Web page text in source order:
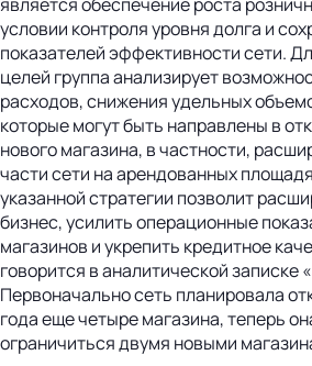
условии контроля уровня долга и
показателей эффективности сети.
целей группа анализирует
расходов, снижения удельных
которые могут быть направлены в
нового магазина, в частности,
части сети на арендованных
указанной стратегии позволит
бизнес, усилить операционные
магазинов и укрепить кредитное
говорится в аналитической записке
Первоначально сеть планировала
года еще четыре магазина, теперь
ограничиться двумя новыми